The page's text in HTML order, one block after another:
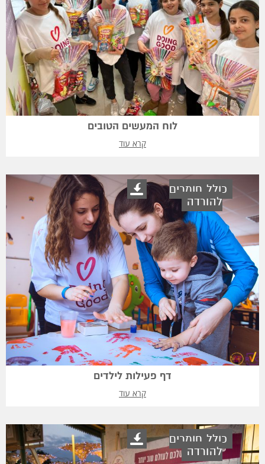
לוח המעשים הטובים
קרא עוד
כולל חומרים
להורדה
דף פעילות לילדים
קרא עוד
כולל חומרים
להורדה